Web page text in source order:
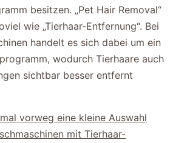
besitzen. „Pet Hair Removal“
wie „Tierhaar-Entfernung“. Bei
handelt es sich dabei um ein
wodurch Tierhaare auch
sichtbar besser entfernt
vorweg eine kleine Auswahl
mit Tierhaar-